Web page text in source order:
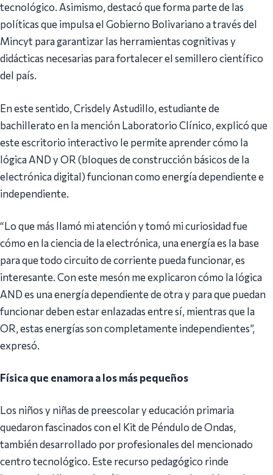
tecnológico. Asimismo, destacó que forma parte de las
políticas que impulsa el Gobierno Bolivariano a través del
Mincyt para garantizar las herramientas cognitivas y
didácticas necesarias para fortalecer el semillero científico
del país.
En este sentido, Crisdely Astudillo, estudiante de
bachillerato en la mención Laboratorio Clínico, explicó que
este escritorio interactivo le permite aprender cómo la
lógica AND y OR (bloques de construcción básicos de la
electrónica digital) funcionan como energía dependiente e
independiente.
“Lo que más llamó mi atención y tomó mi curiosidad fue
cómo en la ciencia de la electrónica, una energía es la base
para que todo circuito de corriente pueda funcionar, es
interesante. Con este mesón me explicaron cómo la lógica
AND es una energía dependiente de otra y para que puedan
funcionar deben estar enlazadas entre sí, mientras que la
OR, estas energías son completamente independientes”,
expresó.
Física que enamora a los más pequeños
Los niños y niñas de preescolar y educación primaria
quedaron fascinados con el Kit de Péndulo de Ondas,
también desarrollado por profesionales del mencionado
centro tecnológico. Este recurso pedagógico rinde